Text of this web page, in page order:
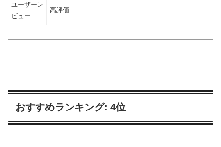
ユーザーレ
ビュー
高評価
おすすめランキング: 4位